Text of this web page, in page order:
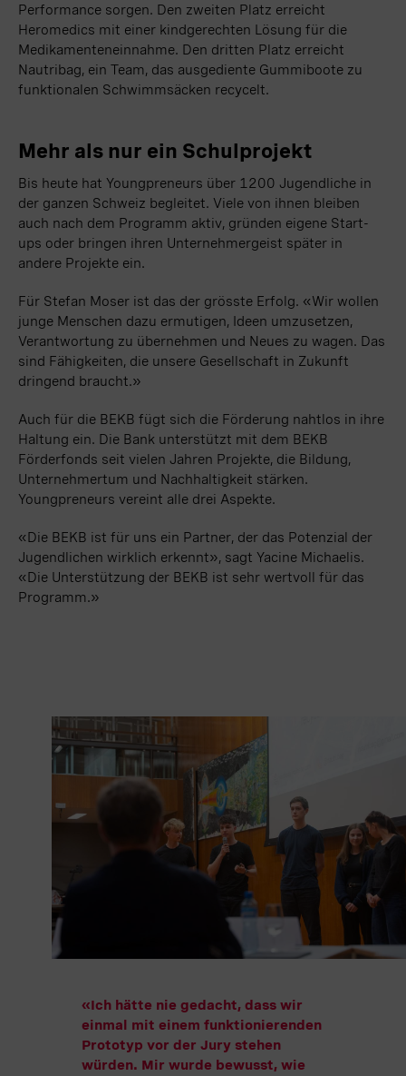
Performance sorgen. Den zweiten Platz erreicht
Heromedics mit einer kindgerechten Lösung für die
Medikamenteneinnahme. Den dritten Platz erreicht
Nautribag, ein Team, das ausgediente Gummiboote zu
funktionalen Schwimmsäcken recycelt.
Mehr als nur ein Schulprojekt
Bis heute hat Youngpreneurs über 1200 Jugendliche in
der ganzen Schweiz begleitet. Viele von ihnen bleiben
auch nach dem Programm aktiv, gründen eigene Start-
ups oder bringen ihren Unternehmergeist später in
andere Projekte ein.
Für Stefan Moser ist das der grösste Erfolg. „Wir wollen
junge Menschen dazu ermutigen, Ideen umzusetzen,
Verantwortung zu übernehmen und Neues zu wagen. Das
sind Fähigkeiten, die unsere Gesellschaft in Zukunft
dringend braucht.“
Auch für die BEKB fügt sich die Förderung nahtlos in ihre
Haltung ein. Die Bank unterstützt mit dem BEKB
Förderfonds seit vielen Jahren Projekte, die Bildung,
Unternehmertum und Nachhaltigkeit stärken.
Youngpreneurs vereint alle drei Aspekte.
«Die BEKB ist für uns ein Partner, der das Potenzial der
Jugendlichen wirklich erkennt», sagt Yacine Michaelis.
«Die Unterstützung der BEKB ist sehr wertvoll für das
Programm.»
«Ich hätte nie gedacht, dass wir
einmal mit einem funktionierenden
Prototyp vor der Jury stehen
würden. Mir wurde bewusst, wie